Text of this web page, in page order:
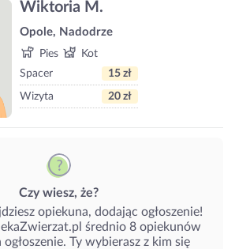
Wiktoria M.
Opole, Nadodrze
Pies
Kot
Spacer
15 zł
Wizyta 20 zł
Czy wiesz, że?
opiekuna, dodając ogłoszenie!
średnio 8 opiekunów
ogłoszenie. Ty wybierasz z kim się